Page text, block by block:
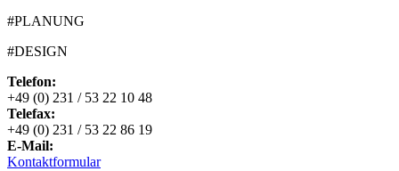
#PLANUNG
#DESIGN
Telefon:
+49 (0) 231 / 53 22 10 48
Telefax:
+49 (0) 231 / 53 22 86 19
E-Mail:
Kontaktformular